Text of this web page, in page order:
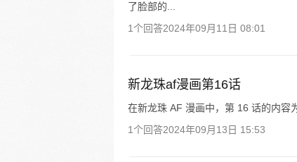
了脸部的...
1个回答2024年09月11日 08:01
新龙珠af漫画第16话
在新龙珠 AF 漫画中，第 16 话的内容
1个回答2024年09月13日 15:53